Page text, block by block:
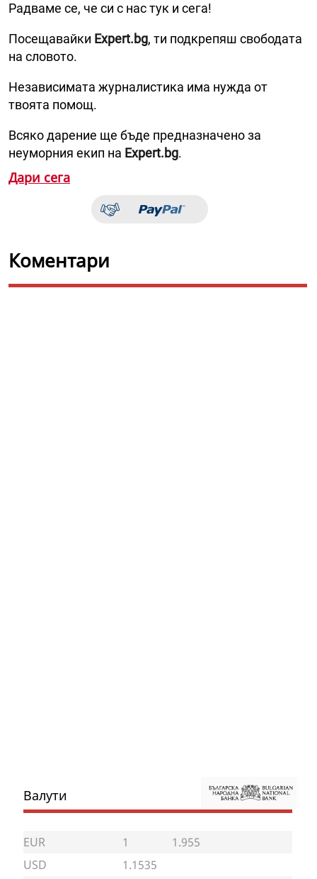
Радваме се, че си с нас тук и сега!
Посещавайки Expert.bg, ти подкрепяш свободата
на словото.
Независимата журналистика има нужда от
твоята помощ.
Всяко дарение ще бъде предназначено за
неуморния екип на Expert.bg.
Дари сега
Коментари
Валути
EUR 1
1.955
USD
1.1535